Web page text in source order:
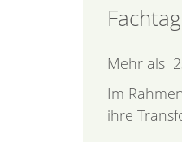
Mehr als
Im
ihre